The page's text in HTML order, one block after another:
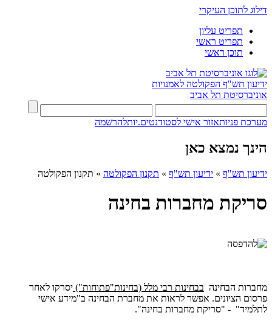
דילוג לתוכן העיקרי
תפריט עליון
תפריט ראשי
תוכן ראשי
ידיעון תש"ף הפקולטה לאמנויות
אוניברסיטת תל אביב
מערכת פניותאזור אישי לסטודנטים.יותלהרשמה
הינך נמצא כאן
ידיעון תש"ף » ידיעון תש"ף » תקנון הפקולטה » תקנון הפקולטה
סריקת מחברות בחינה
מחברות הבחינה בבחינות רבי מלל (בחינות"פתוחות") יסרקו לאחר
פרסום הציונים. אפשר לראות את מחברת הבחינה ב"מידע אישי
לתלמיד" - "סריקת מחברות בחינה".